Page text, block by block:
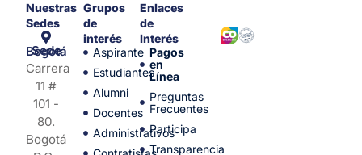
Nuestras
Sedes
Sede Bogotá
Carrera
11 #
101 -
80.
Bogotá
Grupos
de
interés
Aspirante
Estudiantes
Alumni
Docentes
Administrativos
Enlaces
de
Interés
Pagos
en
Línea
Preguntas
Frecuentes
Participa
Transparencia